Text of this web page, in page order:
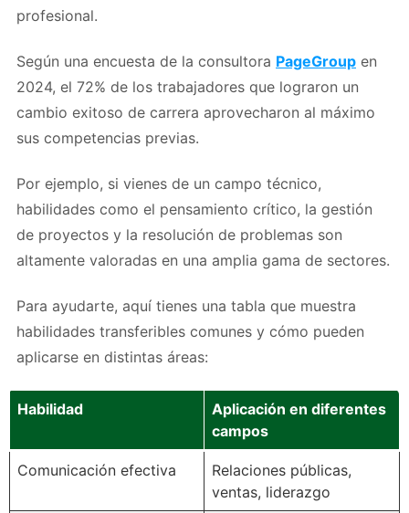
profesional.
Según una encuesta de la consultora PageGroup en
2024, el 72% de los trabajadores que lograron un
cambio exitoso de carrera aprovecharon al máximo
sus competencias previas.
Por ejemplo, si vienes de un campo técnico,
habilidades como el pensamiento crítico, la gestión
de proyectos y la resolución de problemas son
altamente valoradas en una amplia gama de sectores.
Para ayudarte, aquí tienes una tabla que muestra
habilidades transferibles comunes y cómo pueden
aplicarse en distintas áreas:
Habilidad
Aplicación en diferentes
campos
Comunicación efectiva
Relaciones públicas,
ventas, liderazgo